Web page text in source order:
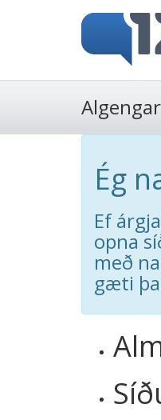
Ég
Ef
opna
með
gæti